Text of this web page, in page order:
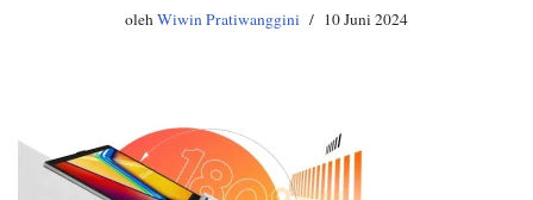
olehWiwin Pratiwanggini 10 Juni 2024